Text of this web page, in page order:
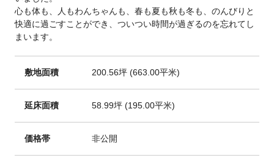
心も体も、人もわんちゃんも、春も夏も秋も冬も、のんびりと
快適に過ごすことができ、ついつい時間が過ぎるのを忘れてし
まいます。
敷地面積 200.56坪 (663.00平米)
延床面積 58.99坪 (195.00平米)
価格帯 非公開